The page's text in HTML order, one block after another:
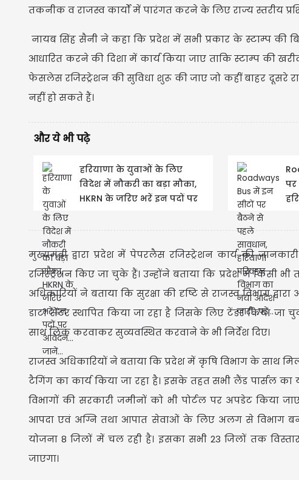
तकनीक व राजस्व कार्यों में पारंगत करने के लिए राज्य स्तरीय
नायब सिंह सैनी ने कहा कि प्रदेश में सभी प्रकार के स्टाम्प की
आधारित करने की दिशा में कार्य किया जाए ताकि स्टाम्प की
फेसलेस रजिस्ट्रेशन की सुविधा शुरू की जाए जो कहीं बाहर दूसरे
नहीं हो सकते हैं।
और ये भी पढ़े
हरियाणा के युवाओं के लिए
विदेश में नौकरी का बड़ा मौका,
HKRN के जरिए भरें इन पदों पर
मुख्यमंत्री द्वारा प्रदेश में पेपरलैस रजिस्ट्रेशन कार्य की
रजिस्ट्रेशन किए जा चुके हैं। उन्होंने बताया कि प्रदेश में किसी
अधिकारियों ने बताया कि सुरक्षा की दृष्टि से राजस्व विभाग
डाटा सेंटर स्थापित किया जा रहा है जिसके लिए टेंडर किया जा
साथ लिंक करवाकर सुव्यवस्थित करवाने के भी निर्देश दिए।
राजस्व अधिकारियों ने बताया कि प्रदेश में कृषि विभाग के साथ
टैगिंग का कार्य किया जा रहा है। इसके तहत सभी लैंड पार्सल
विभागों की सरकारी जमीनों को भी पोर्टल पर अपडेट किया
आपदा एवं अग्नि तथा आपात सेवाओं के लिए अलग से विभाग
योजना 8 जिलों में चल रही है। इसका सभी 23 जिलों तक
जाएगा।